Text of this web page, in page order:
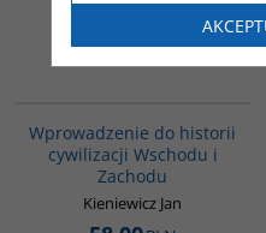
Wprowadzenie do historii
cywilizacji Wschodu i
Zachodu
Kieniewicz Jan